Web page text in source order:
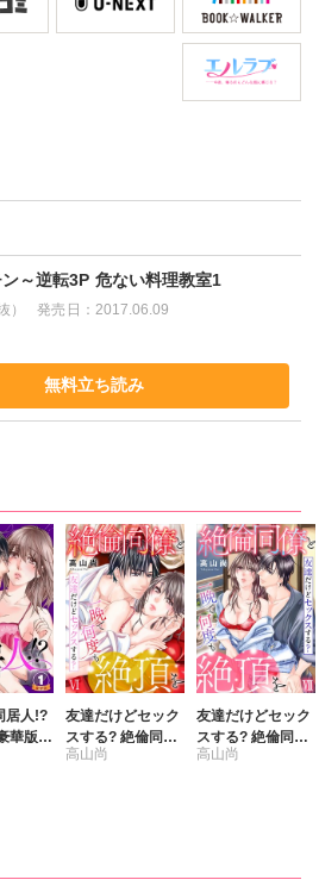
～逆転3P 危ない料理教室1
） 発売日： 2017.06.09
無料立ち読み
居人!?
華版限
友達だけどセック
スする? 絶倫同僚
と一晩で何度も絶
高山尚
友達だけどセック
スする? 絶倫同僚
と一晩で何度も絶
高山尚